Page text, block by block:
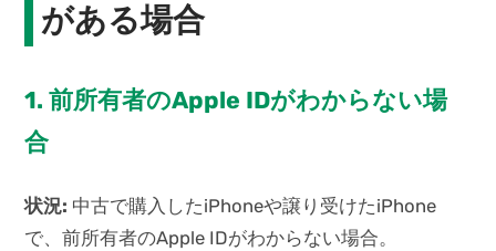
がある場合
1. 前所有者のApple IDがわからない場
合
状況: 中古で購入したiPhoneや譲り受けたiPhone
で、前所有者のApple IDがわからない場合。